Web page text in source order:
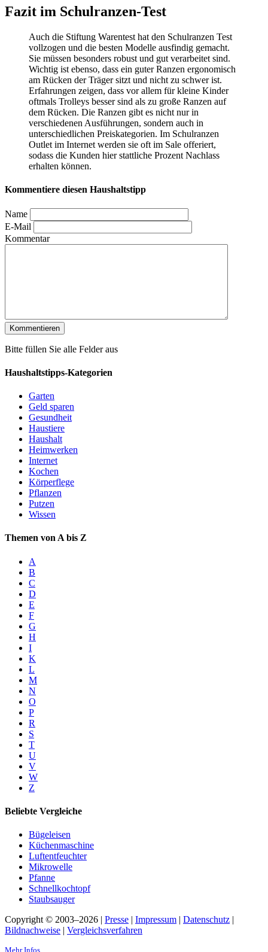
Fazit im Schulranzen-Test
Auch die Stiftung Warentest hat den Schulranzen Test
vollzogen und die besten Modelle ausfindig gemacht.
Sie müssen besonders robust und gut verarbeitet sind.
Wichtig ist ebenso, dass ein guter Ranzen ergonomisch
am Rücken der Träger sitzt und nicht zu schwer ist.
Erfahrungen zeigen, dass vor allem für kleine Kinder
oftmals Trolleys besser sind als zu große Ranzen auf
dem Rücken. Die Ranzen gibt es nicht nur in
verschiedenen Ausführungen, sondern auch in
unterschiedlichen Preiskategorien. Im Schulranzen
Outlet im Internet werden sie oft im Sale offeriert,
sodass die Kunden hier stattliche Prozent Nachlass
erhalten können.
Kommentiere diesen Haushaltstipp
Name
E-Mail
Kommentar
Bitte füllen Sie alle Felder aus
Haushaltstipps-Kategorien
Garten
Geld sparen
Gesundheit
Haustiere
Haushalt
Heimwerken
Internet
Kochen
Körperflege
Pflanzen
Putzen
Wissen
Themen von A bis Z
A
B
C
D
E
F
G
H
I
K
L
M
N
O
P
R
S
T
U
V
W
Z
Beliebte Vergleiche
Bügeleisen
Küchenmaschine
Luftentfeuchter
Mikrowelle
Pfanne
Schnellkochtopf
Staubsauger
Copyright © 2003–2026 | Presse | Impressum | Datenschutz |
Bildnachweise | Vergleichsverfahren
Mehr Infos